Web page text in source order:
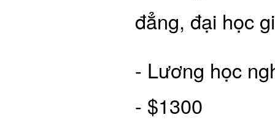
đẳng, đại học
- Lương học
- $1300